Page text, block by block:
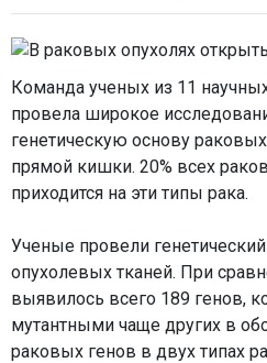
Команда ученых из 11
провела широкое
генетическую основу
прямой кишки. 20% всех
приходится на эти типы рака.
Ученые провели
опухолевых тканей. При
выявилось всего 189 генов,
мутантными чаще других в
раковых генов в двух типах